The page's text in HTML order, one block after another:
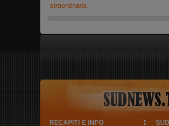
straordinaria
RECAPITI E INFO